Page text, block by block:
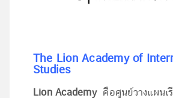
The Lion Academy of
Studies
Lion Academyคือศูนย์วางแผนเ